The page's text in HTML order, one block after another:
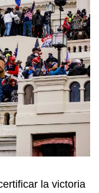
la victoria